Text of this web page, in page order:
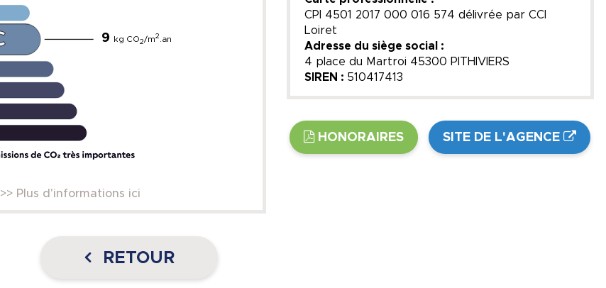
9 kg CO2/m2 .an
>> Plus d'informations ici
CPI 4501 2017 000 016 574 délivrée par CCI
Loiret
Adresse du siège social :
4 place du Martroi 45300 PITHIVIERS
SIREN : 510417413
HONORAIRES SITE DE L'AGENCE
RETOUR